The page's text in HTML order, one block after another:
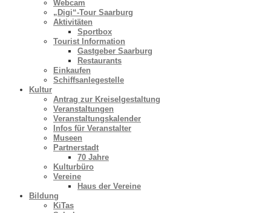
Webcam
„Digi“-Tour Saarburg
Aktivitäten
Sportbox
Tourist Information
Gastgeber Saarburg
Restaurants
Einkaufen
Schiffsanlegestelle
Kultur
Antrag zur Kreiselgestaltung
Veranstaltungen
Veranstaltungskalender
Infos für Veranstalter
Museen
Partnerstadt
70 Jahre
Kulturbüro
Vereine
Haus der Vereine
Bildung
KiTas